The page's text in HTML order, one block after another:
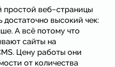
простой веб−страницы
высокий чек:
А всё потому что
сайты на
Цену работы они
от количества